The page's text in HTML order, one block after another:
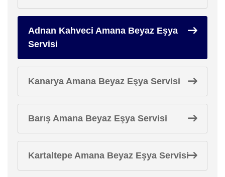
Adnan Kahveci Amana Beyaz Eşya
Servisi
Kanarya Amana Beyaz Eşya Servisi
Barış Amana Beyaz Eşya Servisi
Kartaltepe Amana Beyaz Eşya Servisi